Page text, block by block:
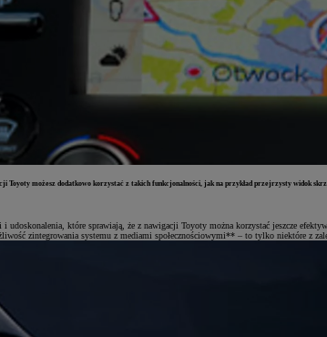
Toyoty możesz dodatkowo korzystać z takich funkcjonalności, jak na przykład przejrzysty widok
udoskonalenia, które sprawiają, że z nawigacji Toyoty można korzystać jeszcze
zintegrowania systemu z mediami społecznościowymi** – to tylko niektóre z